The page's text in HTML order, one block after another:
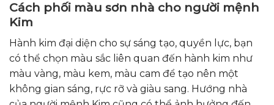
Cách phối màu sơn nhà cho người mệnh
Kim
Hành kim đại diện cho sự sáng tạo, quyền lực, bạn
có thể chọn màu sắc liên quan đến hành kim như
màu vàng, màu kem, màu cam để tạo nên một
không gian sáng, rực rỡ và giàu sang. Hướng nhà